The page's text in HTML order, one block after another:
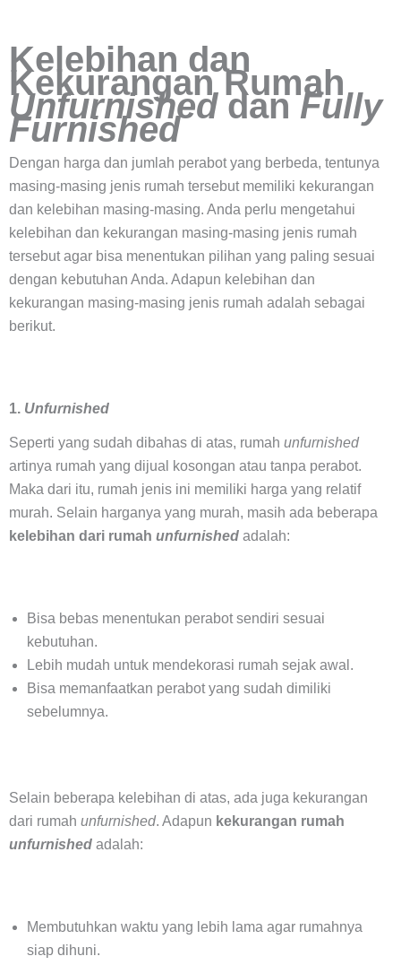
Kelebihan dan
Kekurangan Rumah
UnfurnisheddanFully
Furnished
Dengan harga dan jumlah perabot yang berbeda, tentunya
masing-masing jenis rumah tersebut memiliki kekurangan
dan kelebihan masing-masing. Anda perlu mengetahui
kelebihan dan kekurangan masing-masing jenis rumah
tersebut agar bisa menentukan pilihan yang paling sesuai
dengan kebutuhan Anda. Adapun kelebihan dan
kekurangan masing-masing jenis rumah adalah sebagai
berikut.
1. Unfurnished
Seperti yang sudah dibahas di atas, rumah unfurnished
artinya rumah yang dijual kosongan atau tanpa perabot.
Maka dari itu, rumah jenis ini memiliki harga yang relatif
murah. Selain harganya yang murah, masih ada beberapa
kelebihan dari rumah unfurnished adalah:
Bisa bebas menentukan perabot sendiri sesuai
kebutuhan.
Lebih mudah untuk mendekorasi rumah sejak awal.
Bisa memanfaatkan perabot yang sudah dimiliki
sebelumnya.
Selain beberapa kelebihan di atas, ada juga kekurangan
dari rumah unfurnished. Adapun kekurangan rumah
unfurnished adalah:
Membutuhkan waktu yang lebih lama agar rumahnya
siap dihuni.